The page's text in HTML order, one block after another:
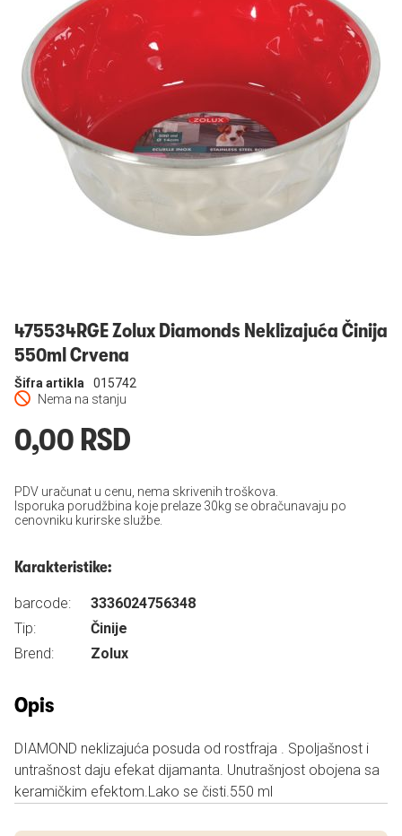
Prijavi se
475534RGE Zolux Diamonds Neklizajuća Činija
550ml Crvena
Nema na stanju
Šifra artikla 015742
0,00 RSD
PDV uračunat u cenu, nema skrivenih troškova.
Isporuka porudžbina koje prelaze 30kg se obračunavaju po
cenovniku kurirske službe.
Karakteristike:
barcode:
3336024756348
Tip:
Činije
Brend:
Zolux
Opis
DIAMOND neklizajuća posuda od rostfraja . Spoljašnost i
untrašnost daju efekat dijamanta. Unutrašnjost obojena sa
keramičkim efektom.Lako se čisti.550 ml